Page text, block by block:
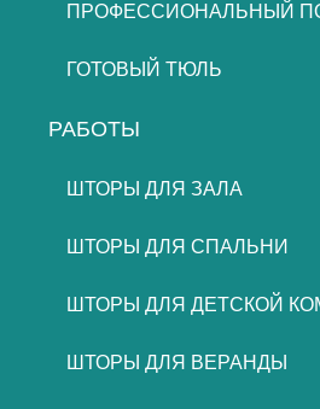
ПРОФЕССИОНАЛЬНЫЙ
ГОТОВЫЙ ТЮЛЬ
РАБОТЫ
ШТОРЫ ДЛЯ ЗАЛА
ШТОРЫ ДЛЯ СПАЛЬНИ
ШТОРЫ ДЛЯ ДЕТСКОЙ
ШТОРЫ ДЛЯ ВЕРАНДЫ